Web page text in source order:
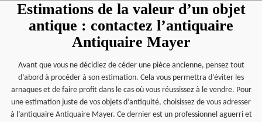
Estimations de la valeur d’un objet
antique : contactez l’antiquaire
Antiquaire Mayer
Avant que vous ne décidiez de céder une pièce ancienne, pensez tout
d’abord à procéder à son estimation. Cela vous permettra d’éviter les
arnaques et de faire profit dans le cas où vous réussissez à le vendre. Pour
une estimation juste de vos objets d’antiquité, choisissez de vous adresser
à l’antiquaire Antiquaire Mayer. Ce dernier est un professionnel aguerri et